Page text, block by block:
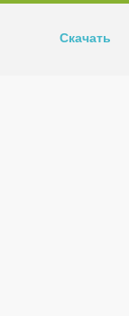
Скачать